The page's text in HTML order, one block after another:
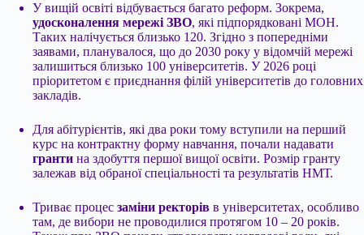
У вищій освіті відбувається багато реформ. Зокрема,
удосконалення мережі ЗВО, які підпорядковані МОН.
Таких налічується близько 120. Згідно з попередніми
заявами, планувалося, що до 2030 року у відомчій мережі
залишиться близько 100 університетів. У 2026 році
пріоритетом є приєднання філій університетів до головних
закладів.
Для абітурієнтів, які два роки тому вступили на перший
курс на контрактну форму навчання, почали надавати
гранти на здобуття першої вищої освіти. Розмір гранту
залежав від обраної спеціальності та результатів НМТ.
Триває процес заміни ректорів в університетах, особливо
там, де вибори не проводилися протягом 10 – 20 років.